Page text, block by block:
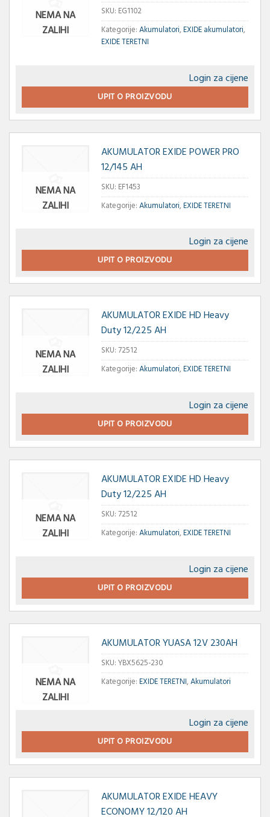
NEMA NA
ZALIHI
SKU: EG1102
Kategorije:Akumulatori,EXIDE akumulatori,
EXIDE TERETNI
Login za cijene
UPIT O PROIZVODU
NEMA NA
ZALIHI
AKUMULATOR EXIDE POWER PRO
12/145 AH
SKU: EF1453
Kategorije:Akumulatori,EXIDE TERETNI
Login za cijene
UPIT O PROIZVODU
NEMA NA
ZALIHI
AKUMULATOR EXIDE HD Heavy
Duty 12/225 AH
SKU:72512
Kategorije:Akumulatori,EXIDE TERETNI
Login za cijene
UPIT O PROIZVODU
NEMA NA
ZALIHI
AKUMULATOR EXIDE HD Heavy
Duty 12/225 AH
SKU:72512
Kategorije:Akumulatori,EXIDE TERETNI
Login za cijene
UPIT O PROIZVODU
NEMA NA
ZALIHI
AKUMULATOR YUASA 12V 230AH
SKU:YBX5625-230
Kategorije:EXIDE TERETNI,Akumulatori
Login za cijene
UPIT O PROIZVODU
AKUMULATOR EXIDE HEAVY
ECONOMY 12/120 AH